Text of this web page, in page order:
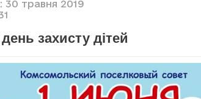
30 травня 2019
захисту дітей